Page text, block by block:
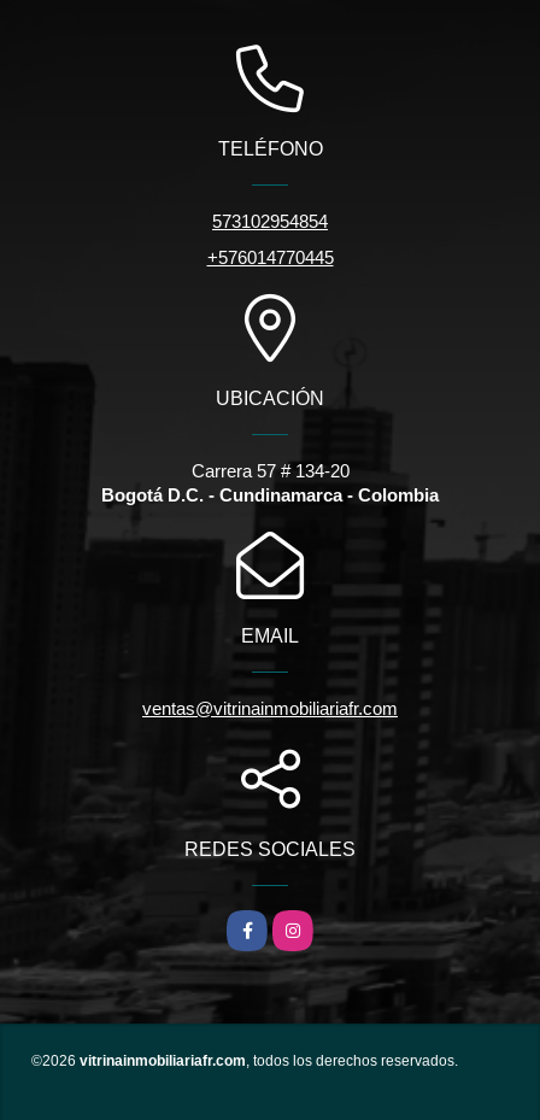
TELÉFONO
573102954854
+576014770445
UBICACIÓN
Carrera 57 # 134-20
Bogotá D.C. - Cundinamarca - Colombia
EMAIL
ventas@vitrinainmobiliariafr.com
REDES SOCIALES
FacebookInstagram
©2026 vitrinainmobiliariafr.com, todos los derechos reservados.